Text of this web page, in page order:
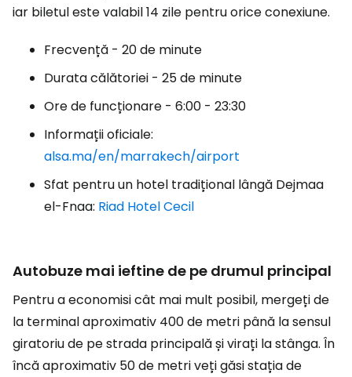
iar biletul este valabil 14 zile pentru orice conexiune.
Frecvență - 20 de minute
Durata călătoriei - 25 de minute
Ore de funcționare - 6:00 - 23:30
Informații oficiale:
alsa.ma/en/marrakech/airport
Sfat pentru un hotel tradițional lângă Dejmaa
el-Fnaa: Riad Hotel Cecil
Autobuze mai ieftine de pe drumul principal
Pentru a economisi cât mai mult posibil, mergeți de
la terminal aproximativ 400 de metri până la sensul
giratoriu de pe strada principală și virați la stânga. În
încă aproximativ 50 de metri veți găsi stația de